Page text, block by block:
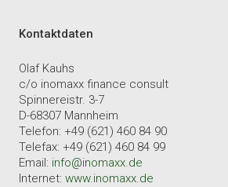
Kontaktdaten
Olaf Kauhs
c/o inomaxx finance consult
Spinnereistr. 3-7
D-68307 Mannheim
Telefon: +49 (621) 460 84 90
Telefax: +49 (621) 460 84 99
Email: info@inomaxx.de
Internet: www.inomaxx.de